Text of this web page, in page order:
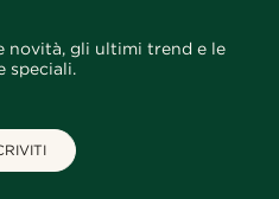
novità, gli ultimi trend e le
speciali.